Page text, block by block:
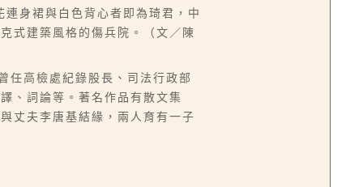
身裙與白色背心者即為琦君，中
式建築風格的傷兵院。（文／陳
任高檢處紀錄股長、司法行政部
、詞論等。著名作品有散文集
丈夫李唐基結緣，兩人育有一子